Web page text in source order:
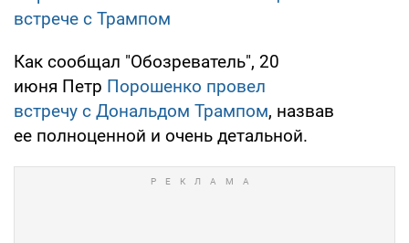
встрече с Трампом
Как сообщал "Обозреватель", 20
июня Петр Порошенко провел
встречу с Дональдом Трампом, назвав
ее полноценной и очень детальной.